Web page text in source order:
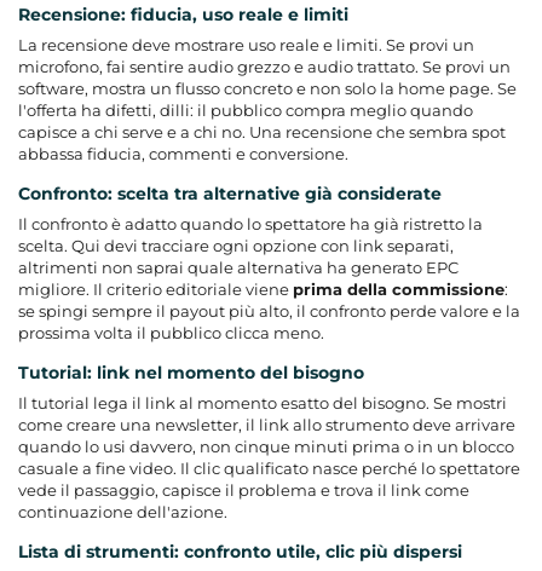
Recensione: fiducia, uso reale e limiti
La recensione deve mostrare uso reale e limiti. Se provi un
microfono, fai sentire audio grezzo e audio trattato. Se provi un
software, mostra un flusso concreto e non solo la home page. Se
l'offerta ha difetti, dilli: il pubblico compra meglio quando
capisce a chi serve e a chi no. Una recensione che sembra spot
abbassa fiducia, commenti e conversione.
Confronto: scelta tra alternative già considerate
Il confronto è adatto quando lo spettatore ha già ristretto la
scelta. Qui devi tracciare ogni opzione con link separati,
altrimenti non saprai quale alternativa ha generato EPC
migliore. Il criterio editoriale viene prima della commissione:
se spingi sempre il payout più alto, il confronto perde valore e la
prossima volta il pubblico clicca meno.
Tutorial: link nel momento del bisogno
Il tutorial lega il link al momento esatto del bisogno. Se mostri
come creare una newsletter, il link allo strumento deve arrivare
quando lo usi davvero, non cinque minuti prima o in un blocco
casuale a fine video. Il clic qualificato nasce perché lo spettatore
vede il passaggio, capisce il problema e trova il link come
continuazione dell'azione.
Lista di strumenti: confronto utile, clic più dispersi